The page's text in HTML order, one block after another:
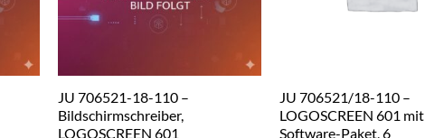
JU 706521-18-110 –
Bildschirmschreiber,
LOGOSCREEN 601
JU 706521/18-110 –
LOGOSCREEN 601 mit
Software-Paket, 6